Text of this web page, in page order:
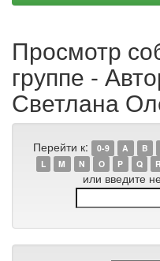
Просмотр
группе -
Светлана
Перейти к: 0-9 A B
L
M N O P Q R
или введите